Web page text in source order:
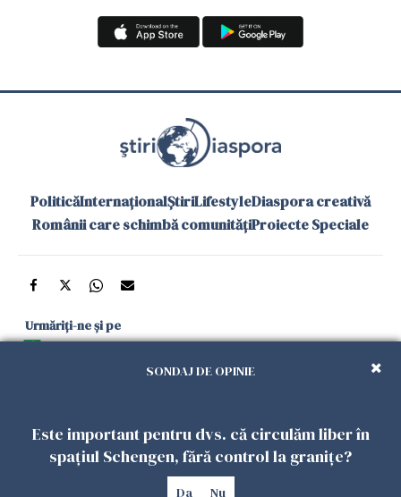
PoliticăInternaționalȘtiriLifestyleDiaspora creativă
Românii care schimbă comunitățiProiecte Speciale
Urmăriți-ne și pe
și în aplicațiile mobile
Politica de
confidențialitate
Politica
Cookies
Gestionați
Contact
Declarație de
accesibilitate
SONDAJ DE OPINIE
Este important pentru dvs. că circulăm liber în
spațiul Schengen, fără control la granițe?
Da Nu